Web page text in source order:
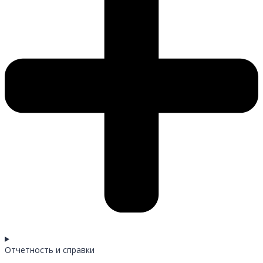
Отчетность и справки